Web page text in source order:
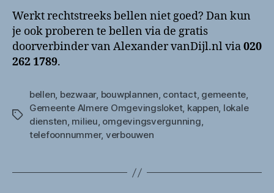
Werkt rechtstreeks bellen niet goed? Dan kun
je ook proberen te bellen via de gratis
doorverbinder van Alexander vanDijl.nl via020
262 1789.
Tags
bellen, bezwaar, bouwplannen, contact, gemeente,
Gemeente Almere Omgevingsloket, kappen, lokale
diensten, milieu, omgevingsvergunning,
telefoonnummer, verbouwen